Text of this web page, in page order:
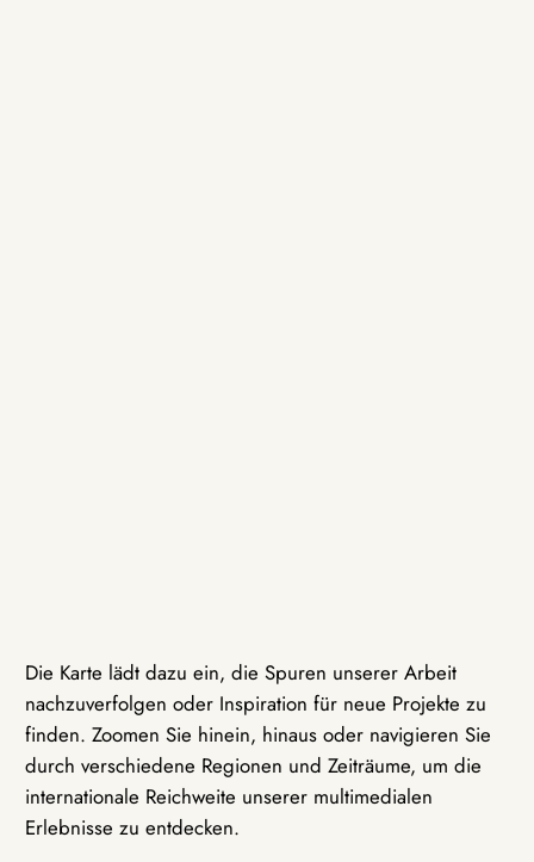
Die Karte lädt dazu ein, die Spuren unserer Arbeit
nachzuverfolgen oder Inspiration für neue Projekte zu
finden. Zoomen Sie hinein, hinaus oder navigieren Sie
durch verschiedene Regionen und Zeiträume, um die
internationale Reichweite unserer multimedialen
Erlebnisse zu entdecken.